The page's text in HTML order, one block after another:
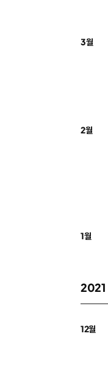
3월
2월
1월
2021
12월